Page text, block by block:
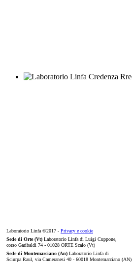
Laboratorio Linfa ©2017 - Privacy e cookie
Sede di Orte (Vt) Laboratorio Linfa di Luigi Cuppone,
corso Garibaldi 74 - 01028 ORTE Scalo (Vt)
Sede di Montemarciano (An) Laboratorio Linfa di
Sciurpa Raul, via Cameranesi 40 - 60018 Montemarciano (AN)